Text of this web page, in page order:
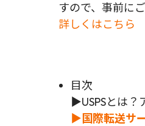
すので、事前に
詳しくはこちら
目次
▶USPSとは？
▶国際転送サ